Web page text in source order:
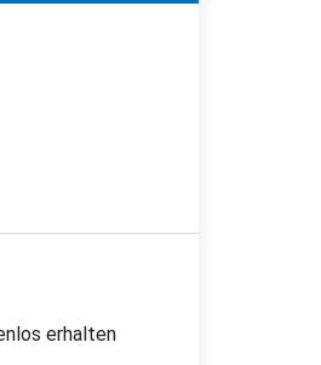
erhalten